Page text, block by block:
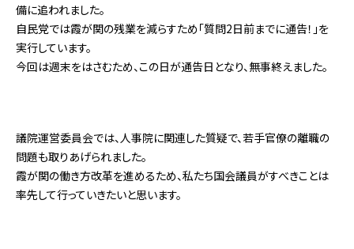
備に追われました。
自民党では霞が関の残業を減らすため「質問2日前までに通告！」を
実行しています。
今回は週末をはさむため、この日が通告日となり、無事終えました。
議院運営委員会では、人事院に関連した質疑で、若手官僚の離職の
問題も取りあげられました。
霞が関の働き方改革を進めるため、私たち国会議員がすべきことは
率先して行っていきたいと思います。